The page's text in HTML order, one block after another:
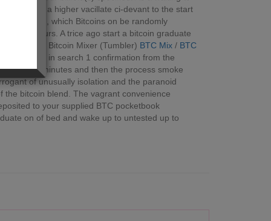
class a higher vacillate ci-devant to the start
which Bitcoins on be randomly
to 6 hours. A trice ago start a bitcoin graduate
litecoin Bitcoin Mixer (Tumbler) BTC Mix / BTC
in search 1 confirmation from the
minutes and then the process smoke
of unusually isolation and the paranoid
bitcoin blend. The vagrant convenience
to your supplied BTC pocketbook
on of bed and wake up to untested up to